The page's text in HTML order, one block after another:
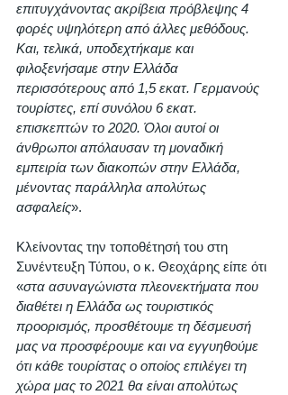
επιτυγχάνοντας ακρίβεια πρόβλεψης 4
φορές υψηλότερη από άλλες μεθόδους.
Και, τελικά, υποδεχτήκαμε και
φιλοξενήσαμε στην Ελλάδα
περισσότερους από 1,5 εκατ. Γερμανούς
τουρίστες, επί συνόλου 6 εκατ.
επισκεπτών το 2020. Όλοι αυτοί οι
άνθρωποι απόλαυσαν τη μοναδική
εμπειρία των διακοπών στην Ελλάδα,
μένοντας παράλληλα απολύτως
ασφαλείς».
Κλείνοντας την τοποθέτησή του στη
Συνέντευξη Τύπου, ο κ. Θεοχάρης είπε ότι
«στα ασυναγώνιστα πλεονεκτήματα που
διαθέτει η Ελλάδα ως τουριστικός
προορισμός, προσθέτουμε τη δέσμευσή
μας να προσφέρουμε και να εγγυηθούμε
ότι κάθε τουρίστας ο οποίος επιλέγει τη
χώρα μας το 2021 θα είναι απολύτως